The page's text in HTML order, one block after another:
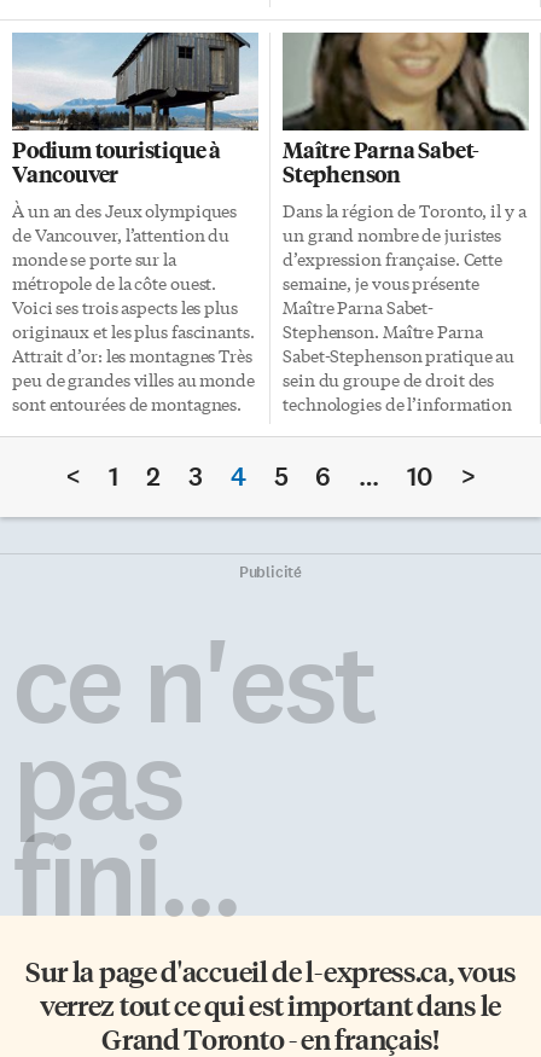
d’éducation. La directrice d’un
laboratoire de recherche sur les
maladies vasculaires à l’Hôpital
Sick Kids de Toronto était la
conférencière invitée de l’AFAF
(Association francophone des
femmes d’affaires) de Toronto
le 9 février dernier. Depuis sa
fondation il y a plus de 130 ans,
l’Hôpital Sick Kids s’illustre en
effectuant des recherches de
pointe dont bénéficient les
enfants de […]
prix Coup de foudre 2009 de
Réseau Ontario: elle est actrice,
chanteuse, danseuse,
éducatrice. Elle gère
l’organisme Théâtre CanAfrique
et dirige le groupe Tam Tam
Mama. Djoléï offrira
gratuitemment un atelier de
confection de bijoux africains
samedi le 21 février de 11h à 13h
à la Galerie Céline-Allard.
L’exposition des oeuvres et
l’atelier […]
Podium touristique à
Vancouver
À un an des Jeux olympiques
de Vancouver, l’attention du
monde se porte sur la
métropole de la côte ouest.
Voici ses trois aspects les plus
originaux et les plus fascinants.
Attrait d’or: les montagnes Très
peu de grandes villes au monde
sont entourées de montagnes.
absolument magnifiques avec
leurs pics enneigés. Il est facile
d’en profiter pleinement en
l’équipement au centre-ville ou
à la montagne. Rien de plus
facile que de se rendre à […]
Maître Parna Sabet-
Stephenson
Dans la région de Toronto, il y a
un grand nombre de juristes
d’expression française. Cette
semaine, je vous présente
Maître Parna Sabet-
Stephenson. Maître Parna
Sabet-Stephenson pratique au
sein du groupe de droit des
technologies de l’information
bureau de Montréal et
bureau de Toronto de ce
cabinet. Elle se spécialise
principalement en droit des
la consommation. Elle s’occupe
de tous les aspects de la
négociation et de la rédaction
< 1 2 3 4 5 6 … 10 >
Publicité
ce n'est
pas
fini...
Sur la page d'accueil del-express.ca, vous
verrez tout ce qui est important dans le
Grand Toronto - en français!